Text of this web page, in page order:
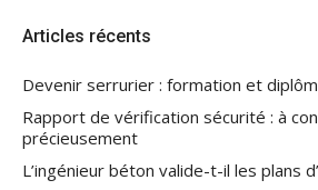
Articles récents
Devenir serrurier : formation et
Rapport de vérification sécurité : à
précieusement
L’ingénieur béton valide-t-il les plans